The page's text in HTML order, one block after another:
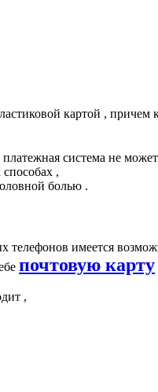
картой ,
система не
,
болью .
телефонов имеется
почтовую карту
,